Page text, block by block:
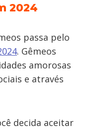
2024
passa pelo
. Gêmeos
amorosas
e através
decida aceitar